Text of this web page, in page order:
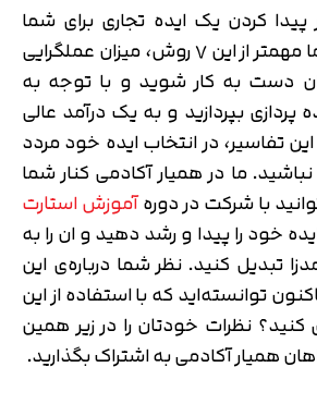
۷ راه در پیدا کردن یک ایده تجاری برای شما
مناسب می‌باشند اما مهمتر از این ۷ روش، میزان عملگرایی
دست به کار شوید و با توجه به
بپردازید و به یک درآمد عالی
تفاسیر، در انتخاب ایده خود مردد
ما در همیار آکادمی کنار شما
با شرکت در دورهآموزش استارت
خود را پیدا و رشد دهید و ان را به
تبدیل کنید. نظر شما درباره‌ی این
توانسته‌اید که با استفاده از این
کنید؟ نظرات خودتان را در زیر همین
همیار آکادمی به اشتراک بگذارید.